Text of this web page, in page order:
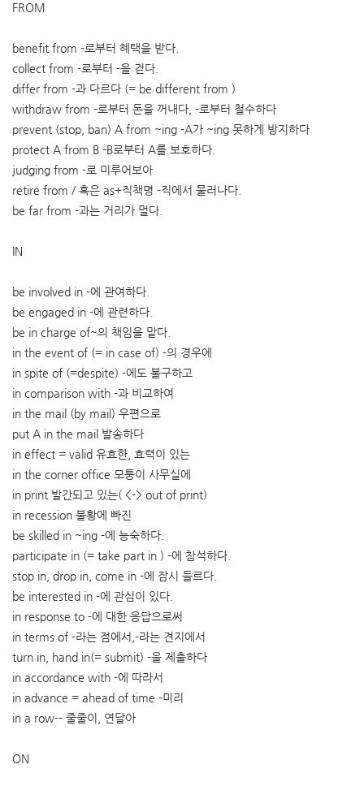
FROM
benefit from -로부터 혜택을 받다.
collect from -로부터 -을 걷다.
differ from -과 다르다 (= be different from )
withdraw from -로부터 돈을 꺼내다, -로부터 철수하다
prevent (stop, ban) A from ~ing -A가 ~ing 못하게 방지하다
protect A from B -B로부터 A를 보호하다.
judging from -로 미루어보아
retire from / 혹은 as+직책명 -직에서 물러나다.
be far from -과는 거리가 멀다.
IN
be involved in -에 관여하다.
be engaged in -에 관련하다.
be in charge of~의 책임을 맡다.
in the event of (= in case of) -의 경우에
in spite of (=despite) -에도 불구하고
in comparison with -과 비교하여
in the mail (by mail) 우편으로
put A in the mail 발송하다
in effect = valid 유효한, 효력이 있는
in the corner office 모퉁이 사무실에
in print 발간되고 있는( <-> out of print)
in recession 불황에 빠진
be skilled in ~ing -에 능숙하다.
participate in (= take part in ) -에 참석하다.
stop in, drop in, come in -에 잠시 들르다.
be interested in -에 관심이 있다.
in response to -에 대한 응답으로써
in terms of -라는 점에서,-라는 견지에서
turn in, hand in(= submit) -을 제출하다
in accordance with -에 따라서
in advance = ahead of time -미리
in a row-- 줄줄이, 연달아
ON